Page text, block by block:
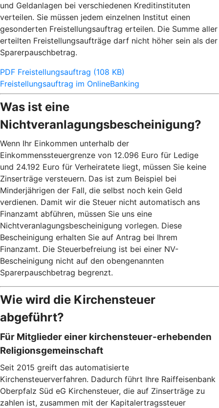
und Geldanlagen bei verschiedenen Kreditinstituten
verteilen. Sie müssen jedem einzelnen Institut einen
gesonderten Freistellungsauftrag erteilen. Die Summe aller
erteilten Freistellungsaufträge darf nicht höher sein als der
Sparerpauschbetrag.
PDF Freistellungsauftrag (108 KB)
Freistellungsauftrag im OnlineBanking
Was ist eine
Nichtveranlagungsbescheinigung?
Wenn Ihr Einkommen unterhalb der
Einkommenssteuergrenze von 12.096 Euro für Ledige
und 24.192 Euro für Verheiratete liegt, müssen Sie keine
Zinserträge versteuern. Das ist zum Beispiel bei
Minderjährigen der Fall, die selbst noch kein Geld
verdienen. Damit wir die Steuer nicht automatisch ans
Finanzamt abführen, müssen Sie uns eine
Nichtveranlagungsbescheinigung vorlegen. Diese
Bescheinigung erhalten Sie auf Antrag bei Ihrem
Finanzamt. Die Steuerbefreiung ist bei einer NV-
Bescheinigung nicht auf den obengenannten
Sparerpauschbetrag begrenzt.
Wie wird die Kirchensteuer
abgeführt?
Für Mitglieder einer kirchensteuer-erhebenden
Religionsgemeinschaft
Seit 2015 greift das automatisierte
Kirchensteuerverfahren. Dadurch führt Ihre Raiffeisenbank
Oberpfalz Süd eG Kirchensteuer, die auf Zinserträge zu
zahlen ist, zusammen mit der Kapitalertragssteuer